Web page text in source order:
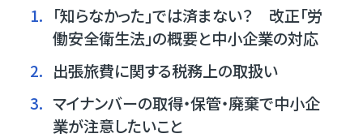
1. 「知らなかった」では済まない？ 改正「労
働安全衛生法」の概要と中小企業の対応
2. 出張旅費に関する税務上の取扱い
3. マイナンバーの取得・保管・廃棄で中小企
業が注意したいこと